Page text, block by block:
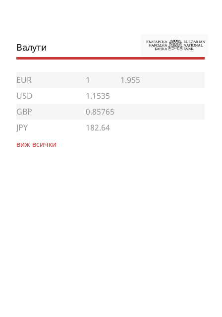
Валути
EUR 1
1.955
USD
1.1535
GBP
0.85765
JPY
182.64
виж всички